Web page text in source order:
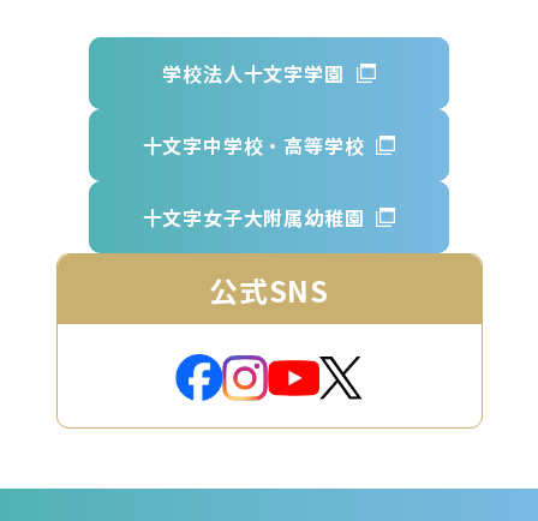
学校法人十文字学園
十文字中学校・高等学校
十文字女子大附属幼稚園
公式SNS